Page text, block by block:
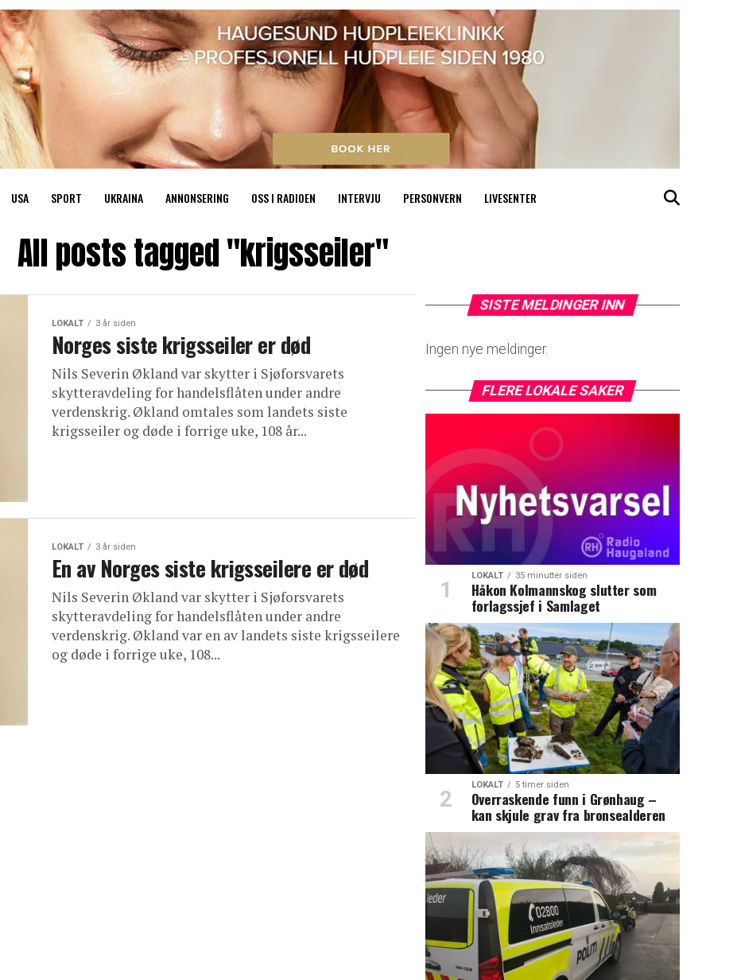
USA SPORT UKRAINA ANNONSERING OSS I RADIOEN INTERVJU PERSONVERN LIVESENTER
All posts tagged "krigsseiler"
LOKALT 3 år siden
Norges siste krigsseiler er død
Nils Severin Økland var skytter i Sjøforsvarets
skytteravdeling for handelsflåten under andre
verdenskrig. Økland omtales som landets siste
krigsseiler og døde i forrige uke, 108 år...
LOKALT 3 år siden
En av Norges siste krigsseilere er død
Nils Severin Økland var skytter i Sjøforsvarets
skytteravdeling for handelsflåten under andre
verdenskrig. Økland var en av landets siste krigsseilere
og døde i forrige uke, 108...
SISTE MELDINGER INN
Ingen nye meldinger.
FLERE LOKALE SAKER
LOKALT 35 minutter siden
Håkon Kolmannskog slutter som
forlagssjef i Samlaget
LOKALT 5 timer siden
Overraskende funn i Grønhaug –
kan skjule grav fra bronsealderen